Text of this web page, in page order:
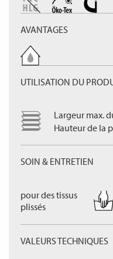
AVANTAGES
UTILISATION DU
Largeur max.
Hauteur de la
SOIN & ENTRETIEN
pour des tissus
plissés
VALEURS TECHNIQUES